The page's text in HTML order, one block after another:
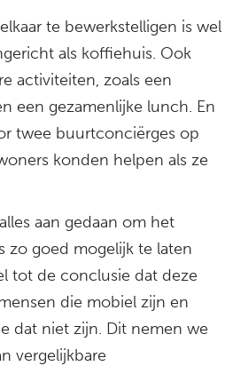
te bewerkstelligen is wel
als koffiehuis. Ook
activiteiten, zoals een
een gezamenlijke lunch. En
twee buurtconciërges op
konden helpen als ze
aan gedaan om het
zo goed mogelijk te laten
tot de conclusie dat deze
die mobiel zijn en
dat niet zijn. Dit nemen we
vergelijkbare